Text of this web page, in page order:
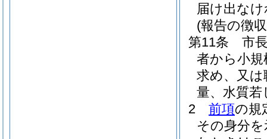
届け出な
(報告の徴
第11条
市
者から小
求め、又
量、水質
2
前項の規
その身分